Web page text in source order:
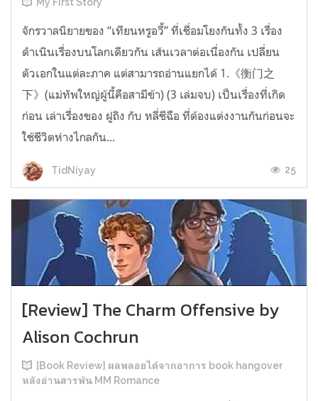
จักรวาลนิยายของ “เทียนหรูอวี้” ที่เชื่อมโยงกันทั้ง 3 เรื่อง
ดำเนินเรื่องบนโลกเดียวกัน เส้นเวลาต่อเนื่องกัน เปลี่ยน
ตัวเอกในแต่ละภาค แต่สามารถอ่านแยกได้ 1.《衡门之
下》(แม่ทัพใหญ่ผู้นี้คือสามีข้า) (3 เล่มจบ) เป็นเรื่องที่เกิด
ก่อน เล่าเรื่องของ ฝูถิง กับ หลี่ชีฉือ ที่ต้องแต่งงานกันก่อนจะ
ใช้ชีวิตห่างไกลกัน...
TidNiyay 25
[Review] The Charm Offensive by
Alison Cochrun
[Book Review] ผลพลอยได้จากอาการ book hangover
หลังอ่านสารพัน MM Romance